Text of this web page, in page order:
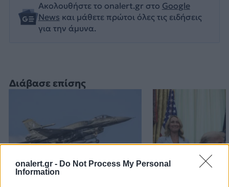
onalert.gr - Do Not Process My Personal
Information
Διάβασε επίσης
Ακολουθήστε το onalert.gr στο Google
News και μάθετε πρώτοι όλες τις ειδήσεις
για την άμυνα.